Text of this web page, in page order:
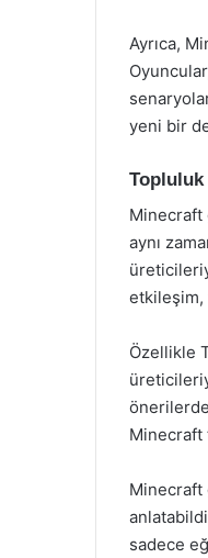
Ayrıca,
yeni bir
Minecraft
aynı
etkileşim,
Özellikle
Minecraft
Minecraft
sadece